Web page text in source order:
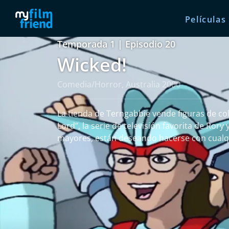
Películas
Temporada 1 | Episodio 20
Wicked!
Comedia/Horror, Australia 2000
La tienda de Terngabbie vende figuras de
Lord”, la serie de televisión favorita de
mayores, están deseando hacerse con
leer más